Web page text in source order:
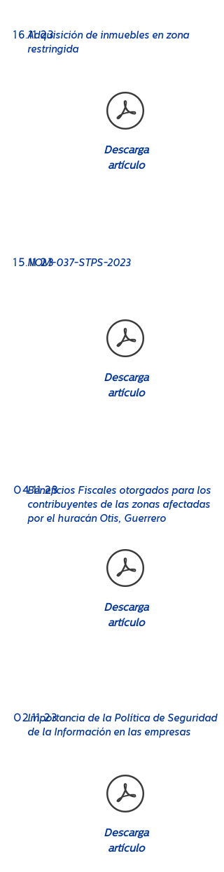
16.11.23
Adquisición de inmuebles en zona
restringida
Descarga
artículo
15.11.23
NOM-037-STPS-2023
Descarga
artículo
04.11.23
Beneficios Fiscales otorgados para los
contribuyentes de las zonas afectadas
por el huracán Otis, Guerrero
Descarga
artículo
02.11.23
Importancia de la Política de Seguridad
de la Información en las empresas
Descarga
artículo